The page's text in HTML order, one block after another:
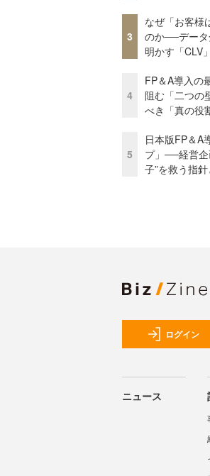
3
なぜ「お客様
のか──デー
明かす「CLV
4
FP＆A導入の
阻む「二つの
べき「真の役
5
日本版FP＆A
プ」──経営企
子”を救う指針
ログイン
ニュース